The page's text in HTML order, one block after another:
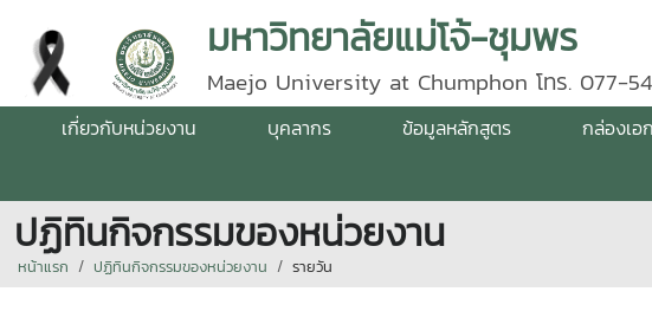
มหาวิทยาลัยแม่โจ้-ชุมพร
Maejo University at Chumphon โทร. 077-
เกี่ยวกับหน่วยงาน บุคลากร ข้อมูลหลักสูตร กล่องเอ
ปฏิทินกิจกรรมของหน่วยงาน
หน้าแรก ปฏิทินกิจกรรมของหน่วยงาน รายวัน